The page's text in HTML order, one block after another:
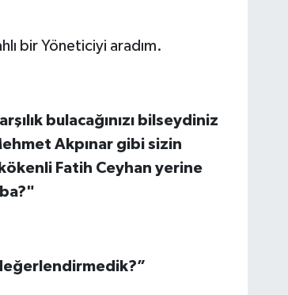
bir Yöneticiyi aradım.
bulacağınızı bilseydiniz
Akpınar gibi sizin
Fatih Ceyhan yerine